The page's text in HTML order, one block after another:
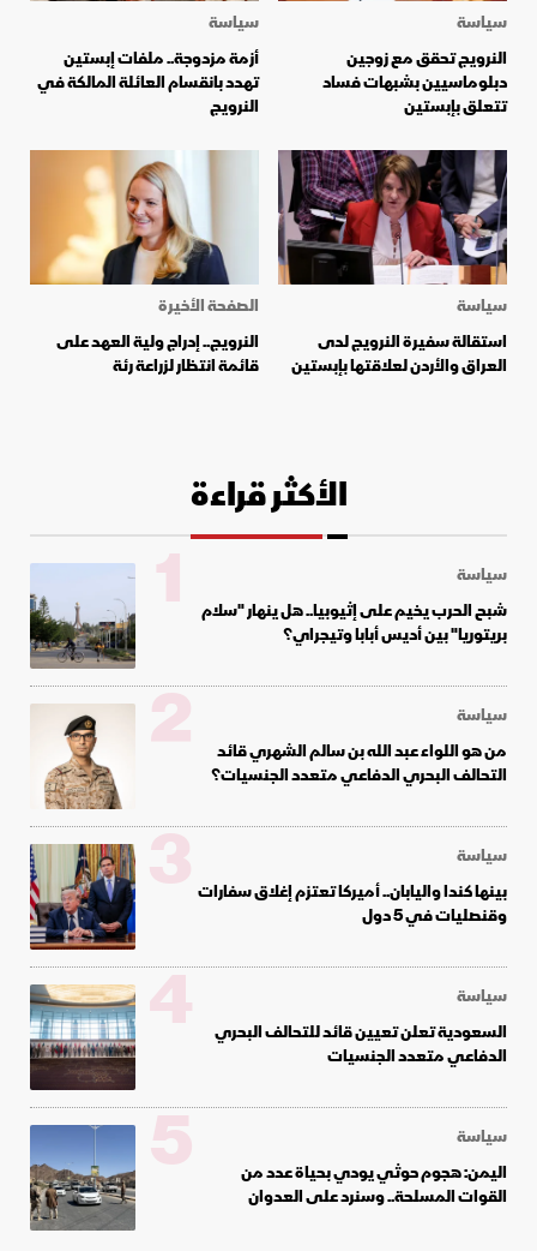
سياسة
النرويج تحقق مع زوجين
دبلوماسيين بشبهات فساد
تتعلق بإبستين
سياسة
أزمة مزدوجة.. ملفات إبستين
تهدد بانقسام العائلة المالكة في
النرويج
سياسة
استقالة سفيرة النرويج لدى
العراق والأردن لعلاقتها بإبستين
الصفحة الأخيرة
النرويج.. إدراج ولية العهد على
قائمة انتظار لزراعة رئة
الأكثر قراءة
سياسة
شبح الحرب يخيم على إثيوبيا.. هل ينهار "سلام
بريتوريا" بين أديس أبابا وتيجراي؟
1
سياسة
من هو اللواء عبد الله بن سالم الشهري قائد
التحالف البحري الدفاعي متعدد الجنسيات؟
2
سياسة
بينها كندا واليابان.. أميركا تعتزم إغلاق سفارات
وقنصليات في 5 دول
3
سياسة
السعودية تعلن تعيين قائد للتحالف البحري
الدفاعي متعدد الجنسيات
4
سياسة
اليمن: هجوم حوثي يودي بحياة عدد من
القوات المسلحة.. وسنرد على العدوان
5